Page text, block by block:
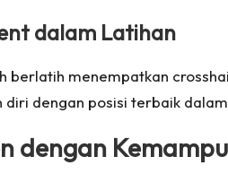
dalam Latihan
berlatih menempatkan
dengan posisi terbaik
dengan